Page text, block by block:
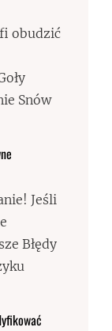
obudzić
Snów
Jeśli
Błędy